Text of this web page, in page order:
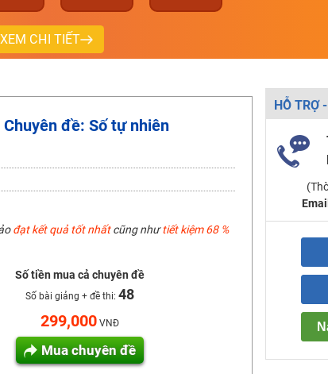
XEM CHI TIẾT
đề: Số tự nhiên
đạt kết quả tốt nhấtcũng nhưtiết kiệm 68 %
Số tiền mua cả chuyên đề
Số bài giảng + đề thi: 48
299,000 VNĐ
Mua chuyên đề
HỖ TRỢ